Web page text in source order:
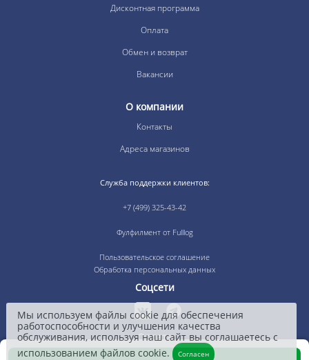
Дисконтная программа
Оплата
Обмен и возврат
Вакансии
О компании
Контакты
Адреса магазинов
Служба поддержки клиентов:
+7 (499) 325-43-42
Фулфилмент от Fulllog
Пользовательское соглашение
Обработка персональных данных
Соцсети
Оплата
Мы используем файлы cookie для обеспечения
работоспособности и улучшения качества
обслуживания, используя наш сайт вы соглашаетесь с
использованием файлов cookie.
Согласен